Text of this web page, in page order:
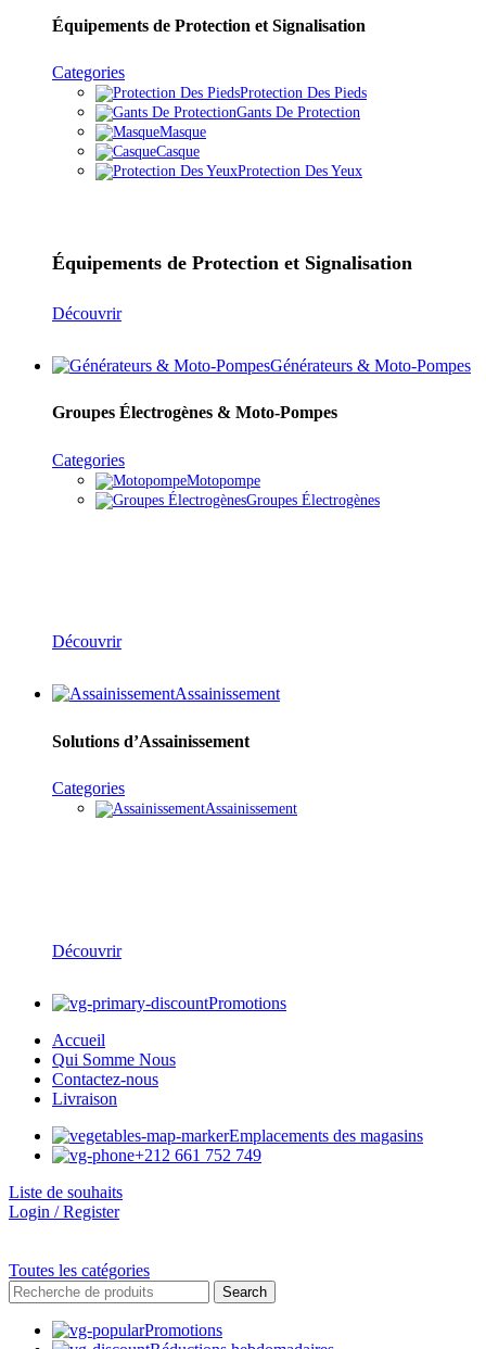
Équipements de Protection et Signalisation
Categories
Protection Des Pieds
Gants De Protection
Masque
Casque
Protection Des Yeux
Équipements de Protection et Signalisation
Découvrir
Générateurs & Moto-Pompes
Groupes Électrogènes & Moto-Pompes
Categories
Motopompe
Groupes Électrogènes
Découvrir
Assainissement
Solutions d’Assainissement
Categories
Assainissement
Découvrir
Promotions
Accueil
Qui Somme Nous
Contactez-nous
Livraison
Emplacements des magasins
+212 661 752 749
Liste de souhaits
Login / Register
Toutes les catégories
Search
Promotions